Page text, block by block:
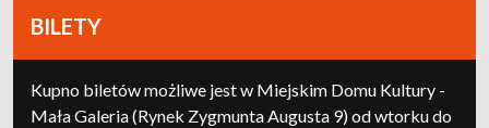
BILETY
Kupno biletów możliwe jest w Miejskim Domu Kultury -
Mała Galeria (Rynek Zygmunta Augusta 9) od wtorku do